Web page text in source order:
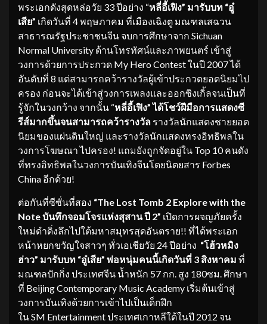
พระเอกดังสุดหล่อวัย 33 ปีอย่าง “หลี่อี้เฟิง” มารับบท “อู๋
เสีย” เกิดวันที่ 4 พฤษภาคม ที่เมืองเฉิงตู มณฑลเสฉวน
สาธารณรัฐประชาชนจีน จบการศึกษาจาก Sichuan
Normal University ด้านโทรทัศน์และภาพยนตร์ เข้าสู่
วงการด้วยการประกวด My Hero Contest ในปี 2007 ได้
อันดับที่ 8 แต่สามารถคว้ารางวัลผู้เข้าประกวดยอดนิยมไป
ครอง ก่อนจะได้เข้าสู่วงการเพลงและออกซิงเกิ้ลจนเป็นที่
รู้จักในวงกว้าง จากนั้น “หลี่อี้เฟิง”ได้โชว์ฝีมือการแสดงซี
รีส์มากขึ้นจนสามารถคว้ารางวัล รางวัลนักแสดงชายยอด
นิยมของแผ่นดินใหญ่ และรางวัลนักแสดงทรงอิทธิพลใน
วงการโฆษณา ไปครอง! แถมยังถูกจัดอยู่ใน Top 10 คนดัง
ที่ทรงอิทธิพลในวงการบันเทิงจีนโดยนิตยสาร Forbes
China อีกด้วย!
ต่อกันที่ซีซั่นที่สอง “The Lost Tomb 2 Explore with the
Note บันทึกจอมโจรแห่งสุสาน ปี 2” เปิดการผจญภัยครั้ง
ใหม่ดำดิ่งลึกไปใต้มหาสมุทรสุดอันตราย!! ที่ได้พระเอก
หน้าหยกขวัญใจสาวๆ ทั่วเอเชียวัย 24 ปีอย่าง “โฮ้วหมิง
ฮ่าว” มารับบท “อู๋เสีย” พ่อหนุ่มคนนี้เกิดวันที่ 3 สิงหาคม ที่
มณฑลปักกิ่ง ประเทศจีน น้ำหนัก 57 กก. สูง 180ซม. ศึกษา
ที่ Beijing Contemporary Music Academy เริ่มต้นเข้าสู่
วงการบันเทิงด้วยการเข้าไปเป็นเด็กฝึก
ใน SM Entertainment ประเทศเกาหลีใต้ในปี 2012 จน